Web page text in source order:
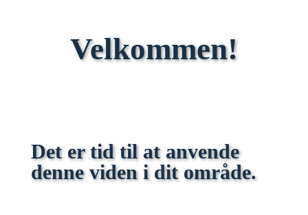
Velkommen!
Det er tid til at anvende
denne viden i dit område.